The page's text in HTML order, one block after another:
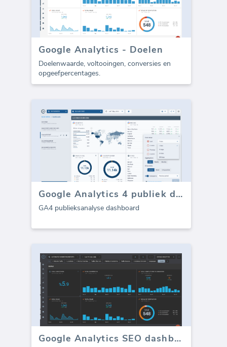
Google Analytics - Doelen
Doelenwaarde, voltooingen, conversies en
opgeefpercentages.
Google Analytics 4 publiek dashboard
GA4 publieksanalyse dashboard
Google Analytics SEO dashboard - Doelen